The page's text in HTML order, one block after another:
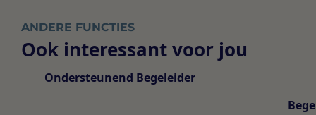
ANDERE FUNCTIES
Ook interessant voor jou
Ondersteunend Begeleider